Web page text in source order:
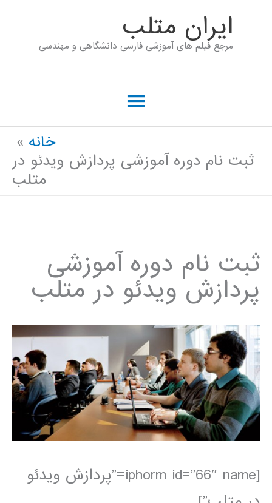
ايران متلب
مرجع فیلم های آموزشی فارسی دانشگاهی و مهندسی
فهرست
خانه
ثبت نام دوره آموزشی پردازش ویدئو در
متلب
ثبت نام دوره آموزشی
پردازش ویدئو در متلب
[iphorm id=”66″ name=”پردازش ویدئو